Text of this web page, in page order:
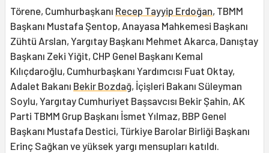
Törene, Cumhurbaşkanı Recep Tayyip Erdoğan, TBMM
Başkanı Mustafa Şentop, Anayasa Mahkemesi Başkanı
Zühtü Arslan, Yargıtay Başkanı Mehmet Akarca, Danıştay
Başkanı Zeki Yiğit, CHP Genel Başkanı Kemal
Kılıçdaroğlu, Cumhurbaşkanı Yardımcısı Fuat Oktay,
Adalet Bakanı Bekir Bozdağ, İçişleri Bakanı Süleyman
Soylu, Yargıtay Cumhuriyet Başsavcısı Bekir Şahin, AK
Parti TBMM Grup Başkanı İsmet Yılmaz, BBP Genel
Başkanı Mustafa Destici, Türkiye Barolar Birliği Başkanı
Erinç Sağkan ve yüksek yargı mensupları katıldı.